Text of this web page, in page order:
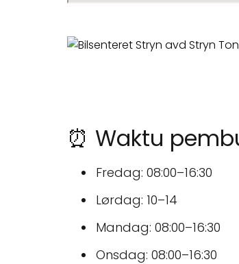
⏰ Waktu
Fredag: 08:00–16:30
Lørdag: 10–14
Mandag: 08:00–16:30
Onsdag: 08:00–16:30